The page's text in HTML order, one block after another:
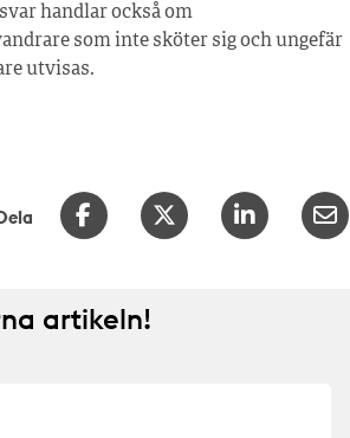
handlar också om
som inte sköter sig och ungefär
utvisas.
artikeln!